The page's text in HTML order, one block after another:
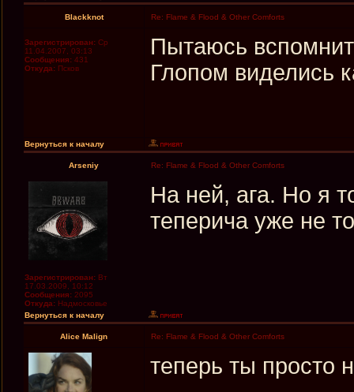
Blackknot Re: Flame & Flood & Other Comforts
Зарегистрирован: Ср
11.04.2007, 03:13
Сообщения: 431
Откуда: Псков
Пытаюсь
Глопом виделись
Вернуться к началу
Arseniy Re: Flame & Flood & Other Comforts
Зарегистрирован: Вт
17.03.2009, 10:12
Сообщения: 2095
Откуда: Надмосковье
На ней, ага. Но я
теперича уже не
Вернуться к началу
Alice Malign Re: Flame & Flood & Other Comforts
теперь ты просто